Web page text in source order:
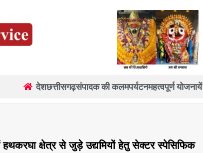
देशछत्तीसगढ़संपादक की कलमपर्यटनमहत्वपूर्ण योजनायें
क्षेत्र से जुड़े उद्यमियों हेतु सेक्टर स्पेसिफिक